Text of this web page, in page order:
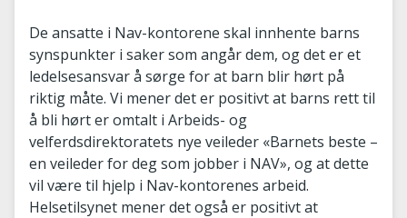
De ansatte i Nav-kontorene skal innhente barns
synspunkter i saker som angår dem, og det er et
ledelsesansvar å sørge for at barn blir hørt på
riktig måte. Vi mener det er positivt at barns rett til
å bli hørt er omtalt i Arbeids- og
velferdsdirektoratets nye veileder «Barnets beste –
en veileder for deg som jobber i NAV», og at dette
vil være til hjelp i Nav-kontorenes arbeid.
Helsetilsynet mener det også er positivt at